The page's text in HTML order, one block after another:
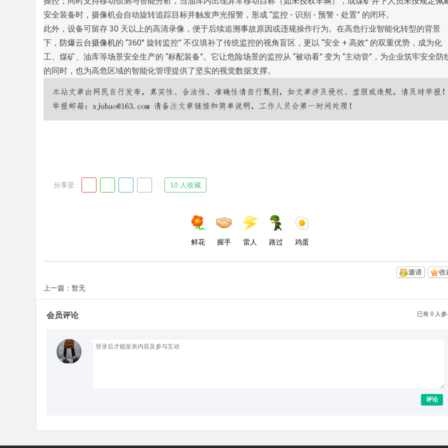
安全装备时，摄像机会自动旋转追踪目标并触发声光报警，形成 “监控 - 识别 - 预警 - 处置” 的闭环。
此外，设备可留存 30 天以上的高清录像，便于后续追溯事故原因或违规操作行为。在高危行业智能化转型的背景
下， 防爆云台摄像机的 “360° 旋转监控” 不仅填补了传统监控的视角盲区，更以 “安全 + 高效” 的双重优势，成为化
工、煤矿、油库等场景安全生产的 “标配装备”。它让危险场景的监控从 “被动看” 变为 “主动管”，为企业筑牢安全防
的同时，也为高危区域的智能化管理提供了坚实的视觉数据支撑。
分享至 : 10 人收藏
鲜花 握手 雷人 路过 鸡蛋
收
邀请
上一篇：暂无
已有 0 人
会员评论
评论